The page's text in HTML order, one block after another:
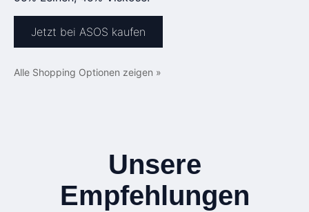
Jetzt bei ASOS kaufen
Alle Shopping Optionen zeigen »
Unsere
Empfehlungen